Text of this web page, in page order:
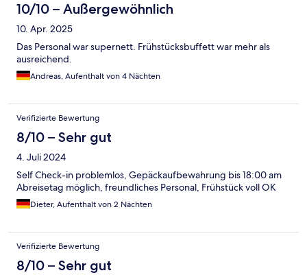
10/10 – Außergewöhnlich
10. Apr. 2025
Das Personal war supernett. Frühstücksbuffett war mehr als
ausreichend.
Andreas, Aufenthalt von 4 Nächten
Verifizierte Bewertung
8/10 – Sehr gut
4. Juli 2024
Self Check-in problemlos, Gepäckaufbewahrung bis 18:00 am
Abreisetag möglich, freundliches Personal, Frühstück voll OK
Dieter, Aufenthalt von 2 Nächten
Verifizierte Bewertung
8/10 – Sehr gut